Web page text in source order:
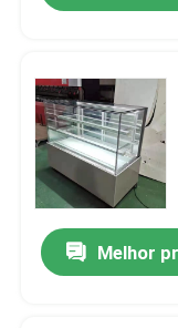
Especialistas
congelador da
Alcance no
Melhor